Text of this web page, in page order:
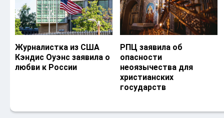
Журналистка из США
Кэндис Оуэнс заявила о
любви к России
РПЦ заявила об
опасности
неоязычества для
христианских
государств